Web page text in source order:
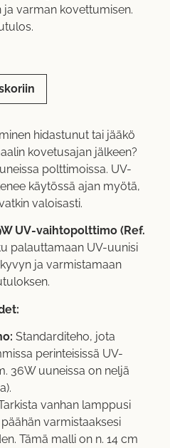
ja varman kovettumisen.
hidastunut tai jääkö
kovetusajan jälkeen?
polttimoissa. UV-
käytössä ajan myötä,
valoisasti.
UV-vaihtopolttimo (Ref.
palauttamaan UV-uunisi
ja varmistamaan
Standarditeho, jota
perinteisissä UV-
36W uuneissa on neljä
vanhan lamppusi
varmistaaksesi
Tämä malli on n. 14 cm